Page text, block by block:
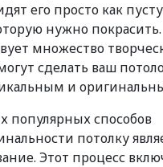
его просто как
нужно покрасить.
множество
сделать ваш
и
популярных способов
потолку
Этот процесс